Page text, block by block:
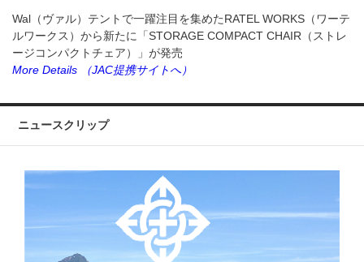
Wal（ヴァル）テントで一躍注目を集めたRATEL WORKS（ワーテ
ルワークス）から新たに「STORAGE COMPACT CHAIR（ストレ
ージコンパクトチェア）」が発売
More Details
（JAC提携サイトへ）
ニュースクリップ